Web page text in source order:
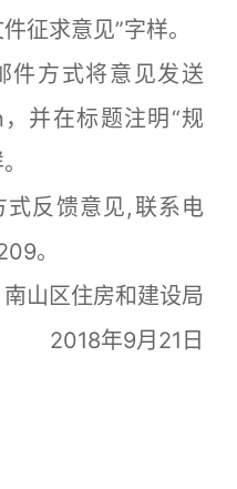
征求意见”字样。
方式将意见发送
并在标题注明“规
反馈意见,联系电
。
区住房和建设局
2018年9月21日